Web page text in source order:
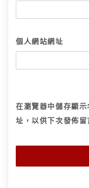
個人網站網址
在瀏覽器中儲存顯
址，以供下次發佈留